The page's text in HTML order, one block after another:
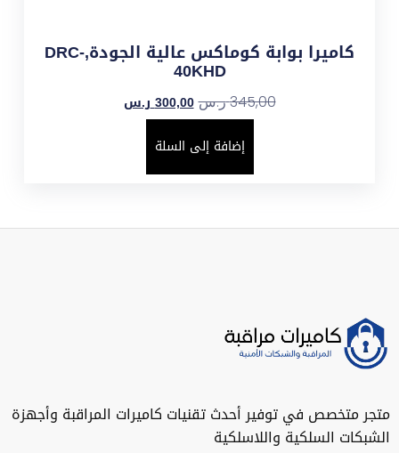
كاميرا بوابة كوماكس عالية الجودة,DRC-
40KHD
345,00ر.س 300,00ر.س
إضافة إلى السلة
متجر متخصص في توفير أحدث تقنيات كاميرات المراقبة وأجهزة
الشبكات السلكية واللاسلكية